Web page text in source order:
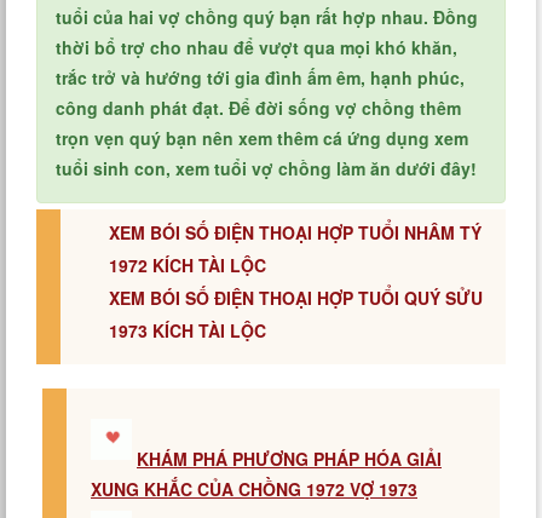
tuổi của hai vợ chồng quý bạn rất hợp nhau. Đồng
thời bổ trợ cho nhau để vượt qua mọi khó khăn,
trắc trở và hướng tới gia đình ấm êm, hạnh phúc,
công danh phát đạt. Để đời sống vợ chồng thêm
trọn vẹn quý bạn nên xem thêm cá ứng dụng xem
tuổi sinh con, xem tuổi vợ chồng làm ăn dưới đây!
XEM BÓI SỐ ĐIỆN THOẠI HỢP TUỔI NHÂM TÝ
1972 KÍCH TÀI LỘC
XEM BÓI SỐ ĐIỆN THOẠI HỢP TUỔI QUÝ SỬU
1973 KÍCH TÀI LỘC
KHÁM PHÁ PHƯƠNG PHÁP HÓA GIẢI
XUNG KHẮC CỦA CHỒNG 1972 VỢ 1973